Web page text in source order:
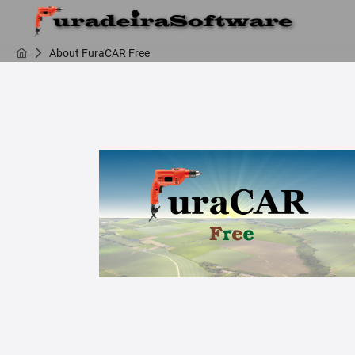
About FuraCAR Free